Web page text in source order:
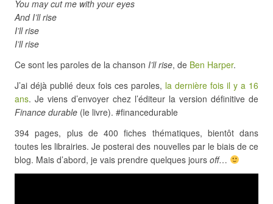
You may cut me with your eyes
And I’ll rise
I’ll rise
I’ll rise
Ce sont les paroles de la chanson I’ll rise, de Ben Harper.
J’ai déjà publié deux fois ces paroles, la dernière fois il y a 16
ans. Je viens d’envoyer chez l’éditeur la version définitive de
Finance durable (le livre). #financedurable
394 pages, plus de 400 fiches thématiques, bientôt dans
toutes les librairies. Je posterai des nouvelles par le biais de ce
blog. Mais d’abord, je vais prendre quelques jours off…